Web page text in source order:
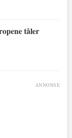
tåler
ANNONSE